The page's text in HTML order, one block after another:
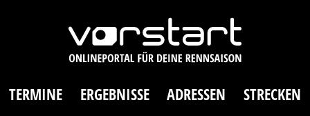
TERMINE ERGEBNISSE ADRESSEN STRECKEN